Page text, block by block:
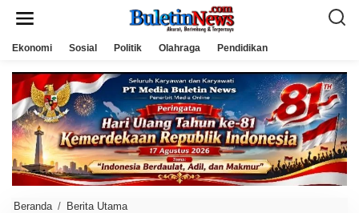
Ekonomi Sosial Politik Olahraga Pendidikan
Beranda / Berita Utama